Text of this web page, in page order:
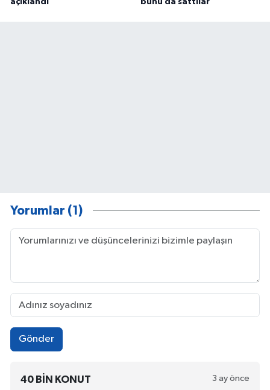
açıklandı
bunu da sattılar
Yorumlar (1)
Gönder
40 BIN KONUT 3 ay önce